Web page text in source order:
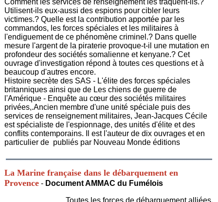
Comment les services de renseignement les traquent-ils.?
Utilisent-ils eux-aussi des espions pour cibler leurs
victimes.? Quelle est la contribution apportée par les
commandos, les forces spéciales et les militaires à
l'endiguement de ce phénomène criminel.? Dans quelle
mesure l'argent de la piraterie provoque-t-il une mutation en
profondeur des sociétés somalienne et kenyane.? Cet
ouvrage d'investigation répond à toutes ces questions et à
beaucoup d'autres encore.
Histoire secrète des SAS - L'élite des forces spéciales
britanniques ainsi que de Les chiens de guerre de
l'Amérique - Enquête au cœur des sociétés militaires
privées,.Ancien membre d'une unité spéciale puis des
services de renseignement militaires, Jean-Jacques Cécile
est spécialiste de l'espionnage, des unités d'élite et des
conflits contemporains. Il est l'auteur de dix ouvrages et en
particulier de publiés par Nouveau Monde éditions
La Marine française dans le débarquement en
Provence - Document AMMAC du Fumélois
Toutes les forces de débarquement alliées,